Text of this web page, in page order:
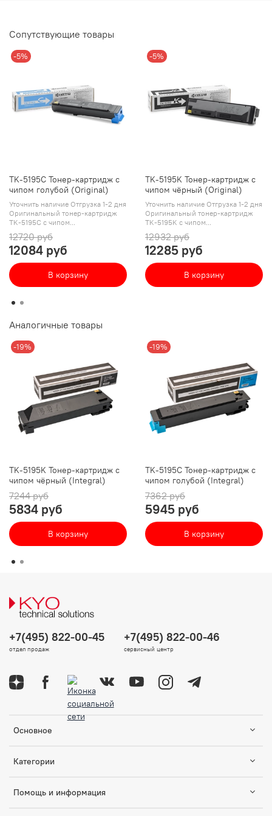
Сопутствующие товары
-5%
TK-5195C Тонер-картридж с
чипом голубой (Original)
Уточнить наличие Отгрузка 1-2 дня
Оригинальный тонер-картридж
TK-5195C с чипом...
12720 руб
12084 руб
В корзину
-5%
TK-5195K Тонер-картридж с
чипом чёрный (Original)
Уточнить наличие Отгрузка 1-2 дня
Оригинальный тонер-картридж
TK-5195K с чипом...
12932 руб
12285 руб
В корзину
Аналогичные товары
-19%
TK-5195K Тонер-картридж с
чипом чёрный (Integral)
7244 руб
5834 руб
В корзину
-19%
TK-5195C Тонер-картридж с
чипом голубой (Integral)
7362 руб
5945 руб
В корзину
Основное
Категории
Помощь и информация
+7(495) 822-00-45
отдел продаж
+7(495) 822-00-46
сервисный центр